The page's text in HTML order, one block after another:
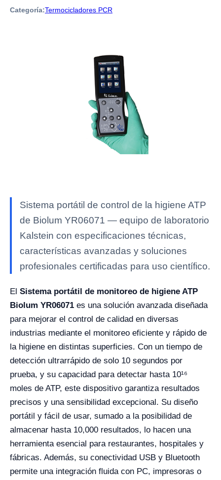
Categoría:Termocicladores PCR
Sistema portátil de control de la higiene ATP
de Biolum YR06071 — equipo de laboratorio
Kalstein con especificaciones técnicas,
características avanzadas y soluciones
profesionales certificadas para uso científico.
El Sistema portátil de monitoreo de higiene ATP
Biolum YR06071 es una solución avanzada diseñada
para mejorar el control de calidad en diversas
industrias mediante el monitoreo eficiente y rápido de
la higiene en distintas superficies. Con un tiempo de
detección ultrarrápido de solo 10 segundos por
prueba, y su capacidad para detectar hasta 10¹⁶
moles de ATP, este dispositivo garantiza resultados
precisos y una sensibilidad excepcional. Su diseño
portátil y fácil de usar, sumado a la posibilidad de
almacenar hasta 10,000 resultados, lo hacen una
herramienta esencial para restaurantes, hospitales y
fábricas. Además, su conectividad USB y Bluetooth
permite una integración fluida con PC, impresoras o